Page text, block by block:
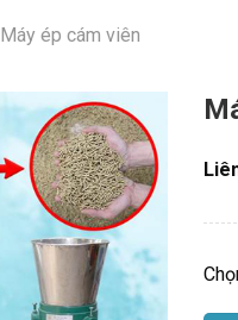
Máy ép cám viên